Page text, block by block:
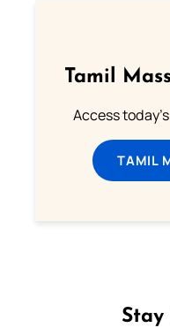
Tamil
Access
TAMIL
Stay